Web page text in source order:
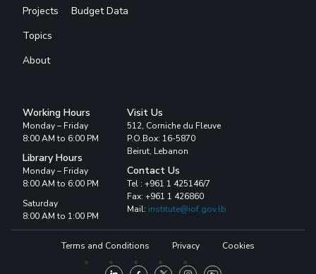
Projects
Topics
About
Budget Data
Working Hours
Monday – Friday
8:00 AM to 6:00 PM
Library Hours
Monday – Friday
8:00 AM to 6:00 PM
Saturday
8:00 AM to 1:00 PM
Visit Us
512, Corniche du Fleuve
P.O.Box: 16-5870
Beirut, Lebanon
Contact Us
Tel : +961 1 425146/7
Fax: +961 1 426860
Mail: institute@iof.gov.lb
Terms and Conditions Privacy Cookies